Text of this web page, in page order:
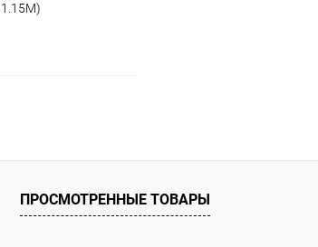
Под заказ
ПРОСМОТРЕННЫЕ ТОВАРЫ